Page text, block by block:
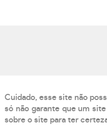
Cuidado, esse site não
só não garante que um
sobre o site para ter